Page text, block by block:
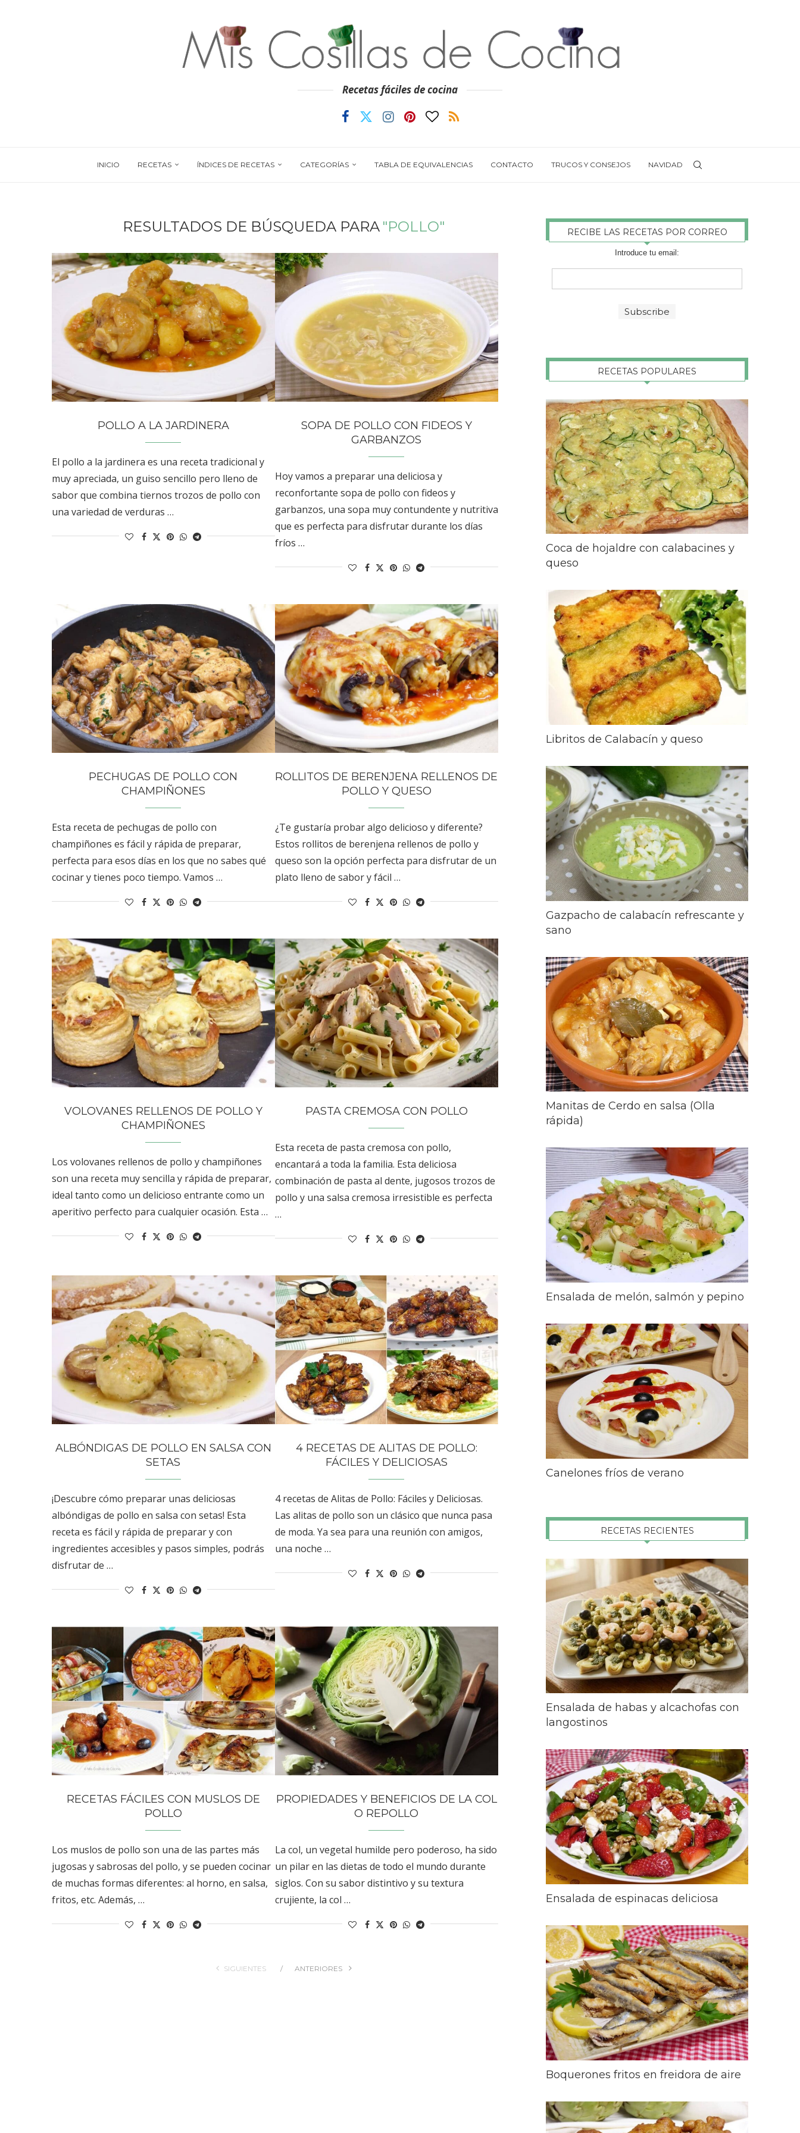
Recetas fáciles de cocina
INICIO RECETAS ÍNDICES DE RECETAS CATEGORÍAS TABLA DE EQUIVALENCIAS CONTACTO TRUCOS Y CONSEJOS NAVIDAD
RESULTADOS DE BÚSQUEDA PARA "POLLO"
POLLO A LA JARDINERA
El pollo a la jardinera es una receta tradicional y
muy apreciada, un guiso sencillo pero lleno de
sabor que combina tiernos trozos de pollo con
una variedad de verduras …
SOPA DE POLLO CON FIDEOS Y
GARBANZOS
Hoy vamos a preparar una deliciosa y
reconfortante sopa de pollo con fideos y
garbanzos, una sopa muy contundente y nutritiva
que es perfecta para disfrutar durante los días
fríos …
PECHUGAS DE POLLO CON
CHAMPIÑONES
Esta receta de pechugas de pollo con
champiñones es fácil y rápida de preparar,
perfecta para esos días en los que no sabes qué
cocinar y tienes poco tiempo. Vamos …
ROLLITOS DE BERENJENA RELLENOS DE
POLLO Y QUESO
¿Te gustaría probar algo delicioso y diferente?
Estos rollitos de berenjena rellenos de pollo y
queso son la opción perfecta para disfrutar de un
plato lleno de sabor y fácil …
VOLOVANES RELLENOS DE POLLO Y
CHAMPIÑONES
Los volovanes rellenos de pollo y champiñones
son una receta muy sencilla y rápida de preparar,
ideal tanto como un delicioso entrante como un
aperitivo perfecto para cualquier ocasión. Esta …
PASTA CREMOSA CON POLLO
Esta receta de pasta cremosa con pollo,
encantará a toda la familia. Esta deliciosa
combinación de pasta al dente, jugosos trozos de
pollo y una salsa cremosa irresistible es perfecta
…
ALBÓNDIGAS DE POLLO EN SALSA CON
SETAS
¡Descubre cómo preparar unas deliciosas
albóndigas de pollo en salsa con setas! Esta
receta es fácil y rápida de preparar y con
ingredientes accesibles y pasos simples, podrás
disfrutar de …
4 RECETAS DE ALITAS DE POLLO:
FÁCILES Y DELICIOSAS
4 recetas de Alitas de Pollo: Fáciles y Deliciosas.
Las alitas de pollo son un clásico que nunca pasa
de moda. Ya sea para una reunión con amigos,
una noche …
RECETAS FÁCILES CON MUSLOS DE
POLLO
Los muslos de pollo son una de las partes más
jugosas y sabrosas del pollo, y se pueden cocinar
de muchas formas diferentes: al horno, en salsa,
fritos, etc. Además, …
PROPIEDADES Y BENEFICIOS DE LA COL
O REPOLLO
La col, un vegetal humilde pero poderoso, ha sido
un pilar en las dietas de todo el mundo durante
siglos. Con su sabor distintivo y su textura
crujiente, la col …
SIGUIENTES ANTERIORES
RECIBE LAS RECETAS POR CORREO
Introduce tu email:
RECETAS POPULARES
Coca de hojaldre con calabacines y
queso
Libritos de Calabacín y queso
Gazpacho de calabacín refrescante y
sano
Manitas de Cerdo en salsa (Olla
rápida)
Ensalada de melón, salmón y pepino
Canelones fríos de verano
RECETAS RECIENTES
Ensalada de habas y alcachofas con
langostinos
Ensalada de espinacas deliciosa
Boquerones fritos en freidora de aire